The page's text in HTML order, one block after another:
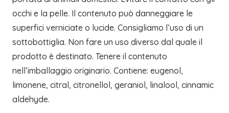
occhi e la pelle. Il contenuto può danneggiare le
superfici verniciate o lucide. Consigliamo l’uso di un
sottobottiglia. Non fare un uso diverso dal quale il
prodotto è destinato. Tenere il contenuto
nell’imballaggio originario. Contiene: eugenol,
limonene, citral, citronellol, geraniol, linalool, cinnamic
aldehyde.